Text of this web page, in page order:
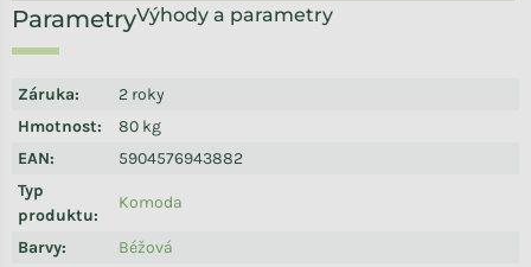
Výhody a parametry
Záruka:
2 roky
Hmotnost:
80 kg
EAN:
5904576943882
Typ
produktu:
Komoda
Barvy:
Béžová